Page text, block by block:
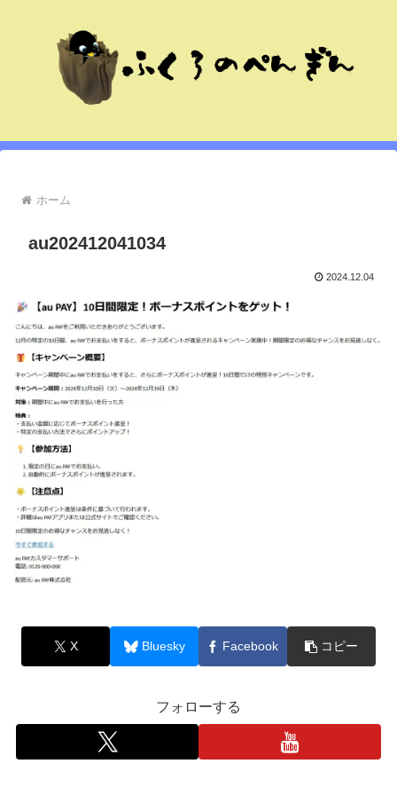
ホーム
au202412041034
2024.12.04
X Bluesky Facebook コピー
フォローする